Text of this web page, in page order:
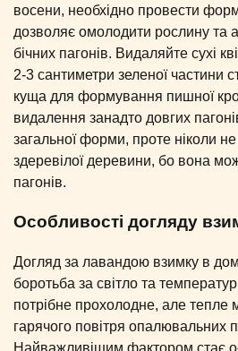
восени, необхідно провести
дозволяє омолодити рослину та
бічних пагонів. Видаляйте сухі
2-3 сантиметри зеленої частини
куща для формування пишної
видалення занадто довгих
загальної форми, проте ніколи не
здеревілої деревини, бо вона
пагонів.
Особливості догляду
Догляд за лавандою взимку в
боротьба за світло та
потрібне прохолодне, але тепле
гарячого повітря опалювальних
Найважливішим фактором стає